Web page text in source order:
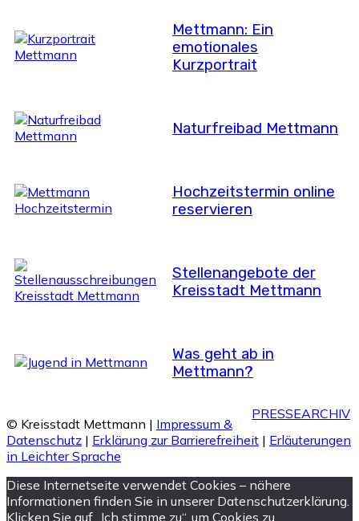
Mettmann: Ein
emotionales
Kurzportrait
Naturfreibad Mettmann
Hochzeitstermin online
reservieren
Stellenangebote der
Kreisstadt Mettmann
Was geht ab in
Mettmann?
PRESSEARCHIV
© Kreisstadt Mettmann | Impressum &
Datenschutz | Erklärung zur Barrierefreiheit | Erläuterungen
in Leichter Sprache
Diese Internetseite verwendet Cookies – nähere
Informationen finden Sie in unserer Datenschutzerklärung.
Klicken Sie auf „Ich stimme zu“, um Cookies zu